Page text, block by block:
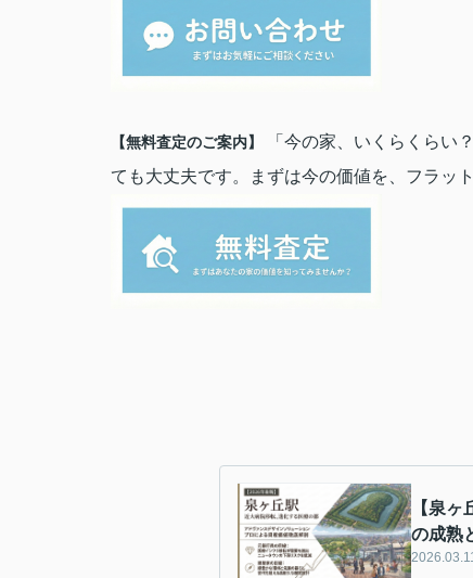
【無料査定のご案内】
「今の家、いくらくらい
ても大丈夫です。まずは今の価値を、フラッ
【泉
の成熟